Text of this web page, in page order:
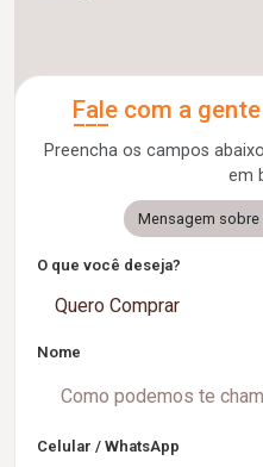
Fale com a
Preencha os campos
em
Mensagem sobre
O que você deseja?
Quero Comprar
Nome
Celular / WhatsApp